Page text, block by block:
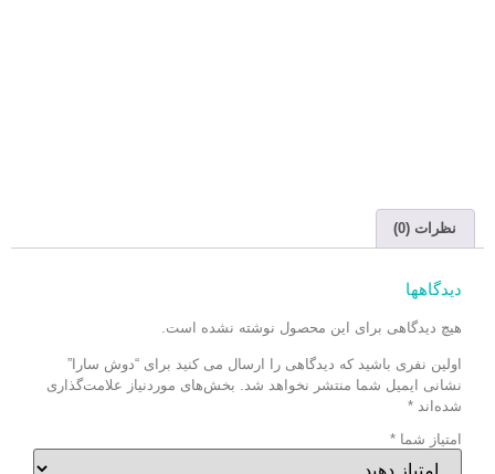
نظرات (0)
دیدگاهها
هیچ دیدگاهی برای این محصول نوشته نشده است.
اولین نفری باشید که دیدگاهی را ارسال می کنید برای “دوش سارا”
نشانی ایمیل شما منتشر نخواهد شد. بخش‌های موردنیاز علامت‌گذاری
شده‌اند *
امتیاز شما *